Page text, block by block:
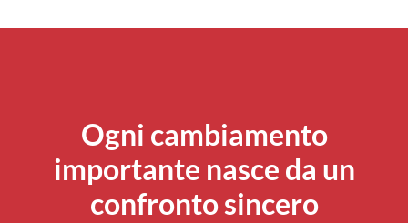
Ogni cambiamento
importante nasce da un
confronto sincero